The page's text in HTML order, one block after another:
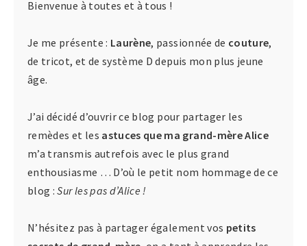
Bienvenue à toutes et à tous !
Je me présente : Laurène, passionnée de couture,
de tricot, et de système D depuis mon plus jeune
âge.
J’ai décidé d’ouvrir ce blog pour partager les
remèdes et les astuces que ma grand-mère Alice
m’a transmis autrefois avec le plus grand
enthousiasme … D’où le petit nom hommage de ce
blog :Sur les pas d’Alice !
N’hésitez pas à partager également vos petits